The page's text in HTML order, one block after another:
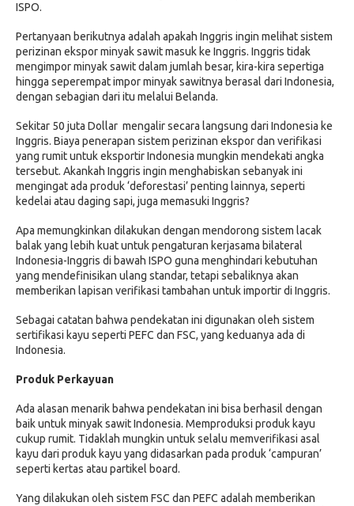
ISPO.
Pertanyaan berikutnya adalah apakah Inggris ingin melihat sistem
perizinan ekspor minyak sawit masuk ke Inggris. Inggris tidak
mengimpor minyak sawit dalam jumlah besar, kira-kira sepertiga
hingga seperempat impor minyak sawitnya berasal dari Indonesia,
dengan sebagian dari itu melalui Belanda.
Sekitar 50 juta Dollar mengalir secara langsung dari Indonesia ke
Inggris. Biaya penerapan sistem perizinan ekspor dan verifikasi
yang rumit untuk eksportir Indonesia mungkin mendekati angka
tersebut. Akankah Inggris ingin menghabiskan sebanyak ini
mengingat ada produk ‘deforestasi’ penting lainnya, seperti
kedelai atau daging sapi, juga memasuki Inggris?
Apa memungkinkan dilakukan dengan mendorong sistem lacak
balak yang lebih kuat untuk pengaturan kerjasama bilateral
Indonesia-Inggris di bawah ISPO guna menghindari kebutuhan
yang mendefinisikan ulang standar, tetapi sebaliknya akan
memberikan lapisan verifikasi tambahan untuk importir di Inggris.
Sebagai catatan bahwa pendekatan ini digunakan oleh sistem
sertifikasi kayu seperti PEFC dan FSC, yang keduanya ada di
Indonesia.
Produk Perkayuan
Ada alasan menarik bahwa pendekatan ini bisa berhasil dengan
baik untuk minyak sawit Indonesia. Memproduksi produk kayu
cukup rumit. Tidaklah mungkin untuk selalu memverifikasi asal
kayu dari produk kayu yang didasarkan pada produk ‘campuran’
seperti kertas atau partikel board.
Yang dilakukan oleh sistem FSC dan PEFC adalah memberikan